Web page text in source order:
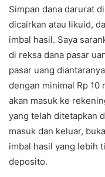
Simpan dana darurat
dicairkan atau likuid,
imbal hasil. Saya
di reksa dana pasar
pasar uang
dengan minimal Rp 10
akan masuk ke
yang telah ditetapkan
masuk dan keluar,
imbal hasil yang lebih
deposito.